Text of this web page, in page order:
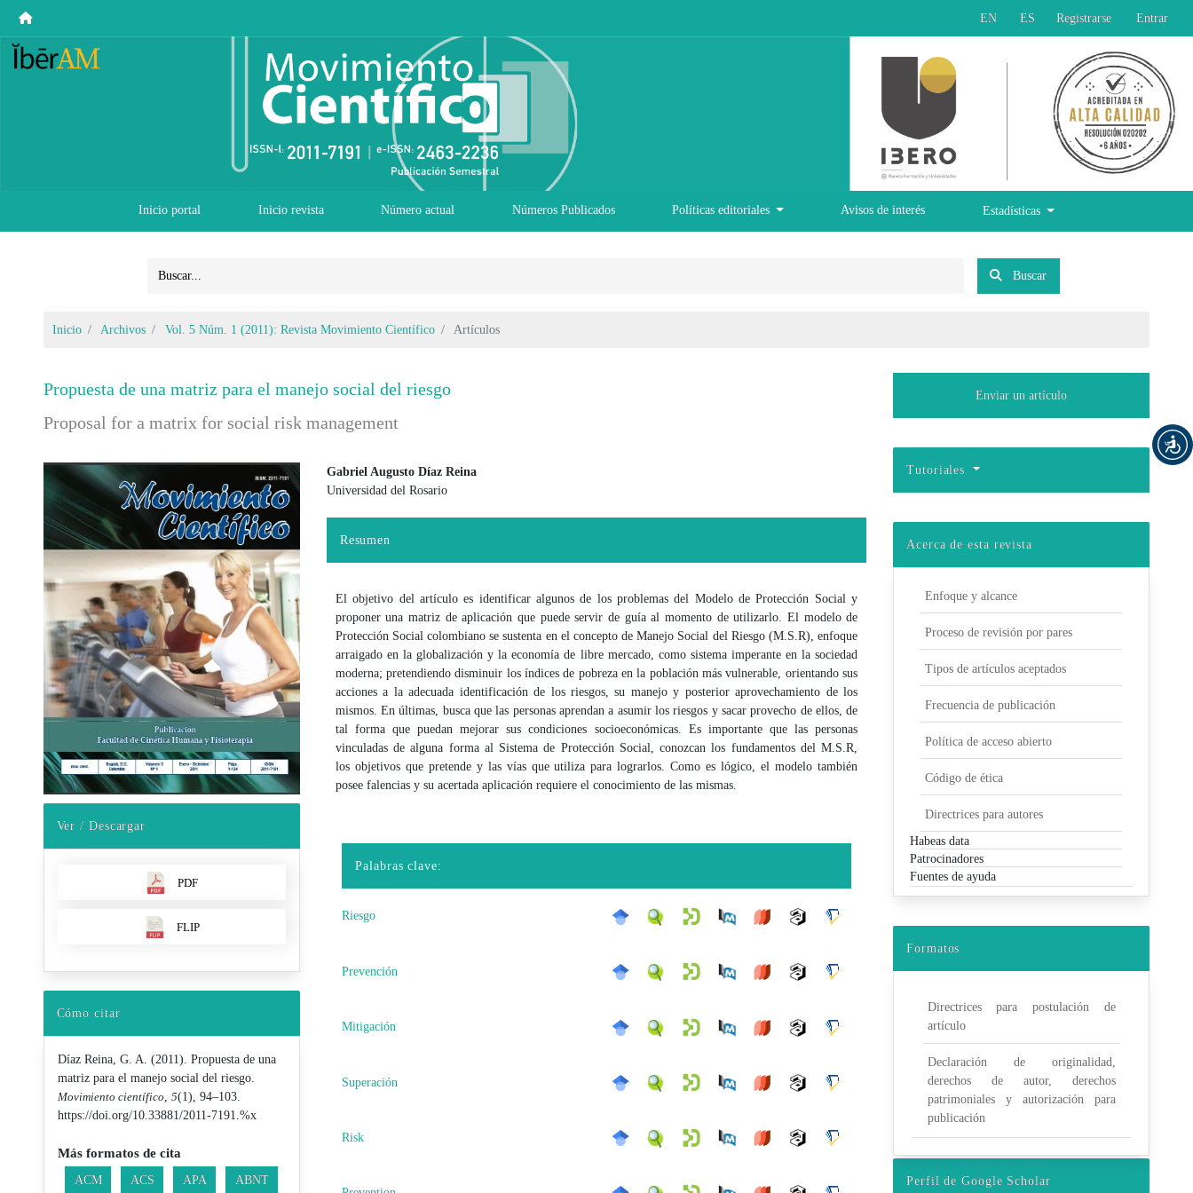
EN ES Registrarse Entrar
Inicio portal Inicio revista Número actual Números Publicados Políticas editoriales Avisos de interés Estadísticas
Buscar
Inicio Archivos Vol. 5 Núm. 1 (2011): Revista Movimiento Científico Artículos
Propuesta de una matriz para el manejo social del riesgo
Proposal for a matrix for social risk management
Barra lateral del artículo
Ver / Descargar
PDF
FLIP
Cómo citar
Díaz Reina, G. A. (2011). Propuesta de una
matriz para el manejo social del riesgo.
Movimiento científico, 5(1), 94–103.
https://doi.org/10.33881/2011-7191.%x
Más formatos de cita
ACM ACS APA ABNT
Gabriel Augusto Díaz Reina
Universidad del Rosario
Resumen
El objetivo del artículo es identificar algunos de los problemas del Modelo de Protección Social y
proponer una matriz de aplicación que puede servir de guía al momento de utilizarlo. El modelo de
Protección Social colombiano se sustenta en el concepto de Manejo Social del Riesgo (M.S.R), enfoque
arraigado en la globalización y la economía de libre mercado, como sistema imperante en la sociedad
moderna; pretendiendo disminuir los índices de pobreza en la población más vulnerable, orientando sus
acciones a la adecuada identificación de los riesgos, su manejo y posterior aprovechamiento de los
mismos. En últimas, busca que las personas aprendan a asumir los riesgos y sacar provecho de ellos, de
tal forma que puedan mejorar sus condiciones socioeconómicas. Es importante que las personas
vinculadas de alguna forma al Sistema de Protección Social, conozcan los fundamentos del M.S.R,
los objetivos que pretende y las vías que utiliza para lograrlos. Como es lógico, el modelo también
posee falencias y su acertada aplicación requiere el conocimiento de las mismas.
Palabras clave:
Riesgo
Prevención
Mitigación
Superación
Risk
Enviar un artículo
Tutoriales
Acerca de esta revista
Enfoque y alcance
Proceso de revisión por pares
Tipos de artículos aceptados
Frecuencia de publicación
Política de acceso abierto
Código de ética
Directrices para autores
Habeas data
Patrocinadores
Fuentes de ayuda
Formatos
Directrices para postulación de
artículo
Declaración de originalidad,
derechos de autor, derechos
patrimoniales y autorización para
publicación
Perfil de Google Scholar